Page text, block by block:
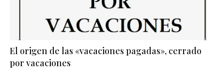
El origen de las «vacaciones pagadas», cerrado
por vacaciones